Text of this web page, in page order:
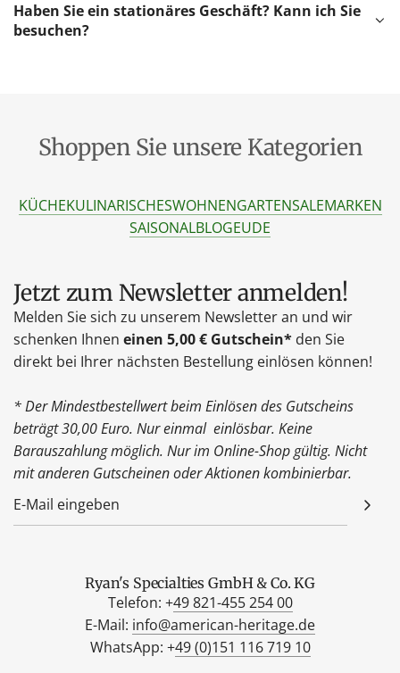
Haben Sie ein stationäres Geschäft? Kann ich Sie
besuchen?
Shoppen Sie unsere Kategorien
KÜCHEKULINARISCHESWOHNENGARTENSALEMARKEN
SAISONALBLOGEUDE
Jetzt zum Newsletter anmelden!
Melden Sie sich zu unserem Newsletter an und wir
schenken Ihnen einen 5,00 € Gutschein* den Sie
direkt bei Ihrer nächsten Bestellung einlösen können!
* Der Mindestbestellwert beim Einlösen des Gutscheins
beträgt 30,00 Euro. Nur einmal einlösbar. Keine
Barauszahlung möglich. Nur im Online-Shop gültig. Nicht
mit anderen Gutscheinen oder Aktionen kombinierbar.
Ryan's Specialties GmbH & Co. KG
Telefon: +49 821-455 254 00
E-Mail: info@american-heritage.de
WhatsApp: +49 (0)151 116 719 10